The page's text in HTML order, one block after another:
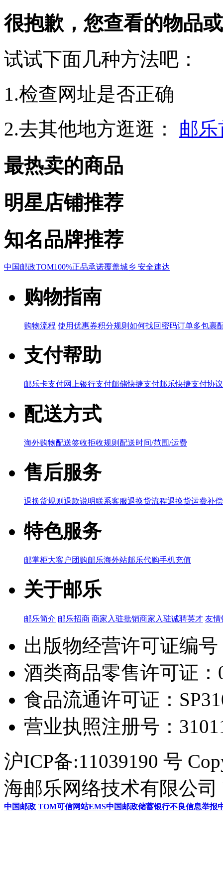
很抱歉，您查看的物品
试试下面几种方法吧：
1.检查网址是否正确
2.去其他地方逛逛：
邮
最热卖的商品
明星店铺推荐
知名品牌推荐
中国邮政TOM100%正品承诺覆盖城乡 安全速达
购物指南
购物流程 使用优惠券积分规则 如何找回密码订单多包裹
支付帮助
邮乐卡支付网上银行支付邮储快捷支付邮乐快捷支付协议
配送方式
海外购物配送签收拒收规则 配送时间/范围/运费
售后服务
退换货规则 退款说明联系客服退换货流程退换货运费补
特色服务
邮掌柜大客户团购邮乐海外站邮乐代购手机充值
关于邮乐
邮乐简介 邮乐招商 商家入驻批销商家入驻诚聘英才 友情
出版物经营许可证编
酒类商品零售许可证：
食品流通许可证：
营业执照注册号：
沪ICP备:11039190 号
海邮乐网络技术有限公司
中国邮政 TOM可信网站EMS中国邮政储蓄银行不良信息举报